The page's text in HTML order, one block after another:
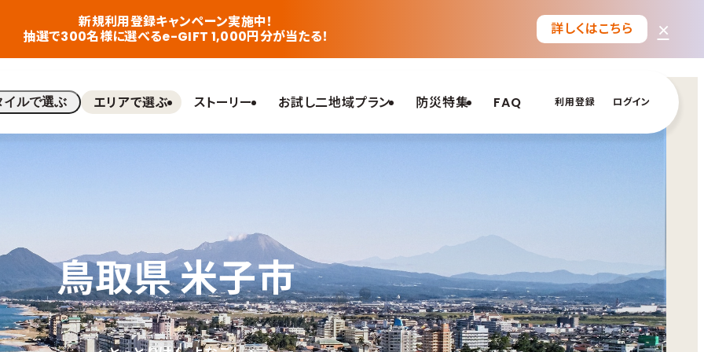
新規利用登録キャンペーン実施中！
抽選で300名様に選べるe-GIFT 1,000円分が当たる！
詳しくはこちら ×
イルで選ぶ エリアで選ぶ ストーリー お試し二地域プラン 防災特集 FAQ 利用登録 ログイン
鳥取県 米子市